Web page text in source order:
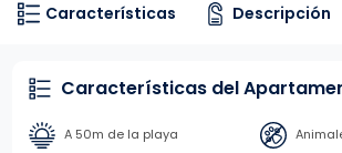
Características Descripción
Características del
A 50m de la playa